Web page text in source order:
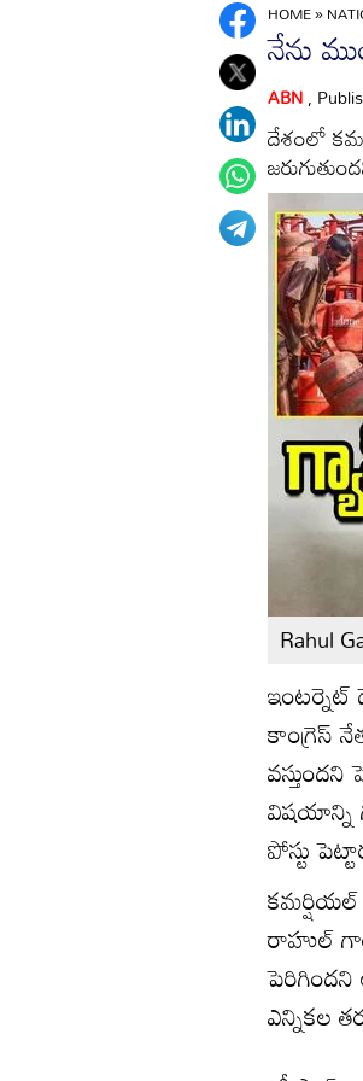
HOME»
నేను
ABN,
దేశంలో
Rahul
కాంగ్రెస్
విషయాన్ని
పోస్టు
రాహుల్
ఎన్నికల